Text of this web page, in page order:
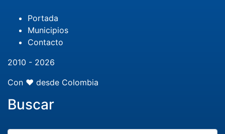
Portada
Municipios
Contacto
2010 - 2026
Con ❤️ desde Colombia
Buscar